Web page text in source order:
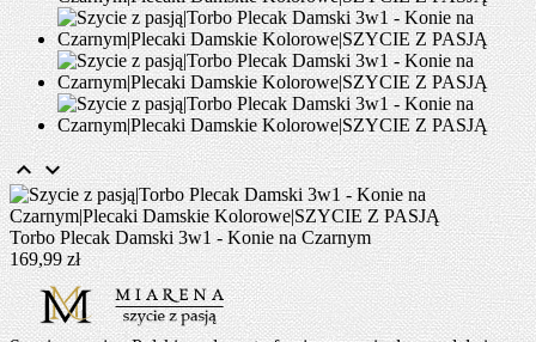

Torbo Plecak Damski 3w1 - Konie na Czarnym
169,99 zł